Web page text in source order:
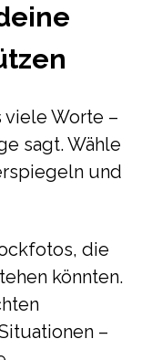
viele Worte –
sagt. Wähle
und
die
könnten.
–